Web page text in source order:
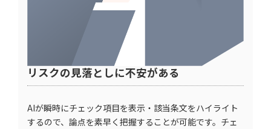
リスクの見落としに不安がある
AIが瞬時にチェック項目を表示・該当条文をハイライト
するので、論点を素早く把握することが可能です。チェ